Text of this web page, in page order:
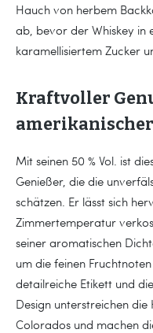
Hauch von herbem
ab, bevor der Whiskey in
karamellisiertem Zucker
Kraftvoller
Mit seinen 50 % Vol. ist
Genießer, die die
schätzen. Er lässt sich
Zimmertemperatur
seiner aromatischen
um die feinen
detailreiche Etikett und
Design unterstreichen
Colorados und machen